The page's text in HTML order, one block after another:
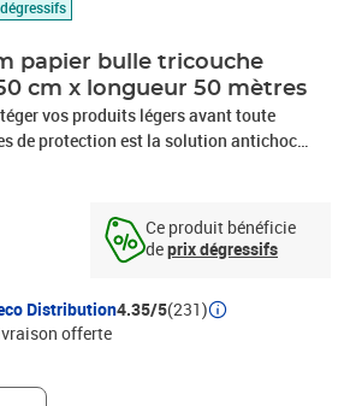
papier bulle tricouche
cm x longueur 50 mètres
vos produits légers avant toute
de protection est la solution antichoc
envois. Idéal pour emballer vos
plus léger qu'un emballage carton, le film
autour des produits de toutes formes.
couche de polyamide entre 2 couches
tri-couche : 3 x 35µ), empêchant l'air
d'où un excellent pouvoir d'absorption
tenue dans le temps - Amortissement
de longue durée -Coût d'emballage
-Réutilisable / 100% recyclable,
Distribution4.35/5(231)
offerte
Ce produit bénéficie
deprix dégressifs